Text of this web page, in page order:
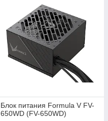
Блок питания Formula V FV-
650WD (FV-650WD)